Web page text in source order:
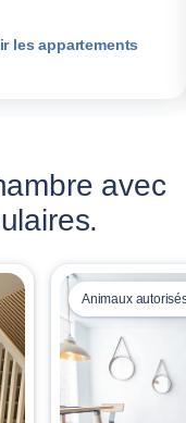
les appartements
avec
Animaux